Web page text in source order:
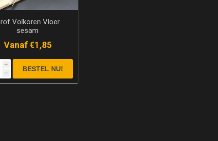
Volkoren Vloer
sesam
Vanaf €1,85
i
h